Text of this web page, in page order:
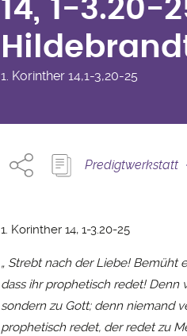
14, 1-3.20-
1. Korinther 14,1-3,20-25
Predigtwerkstatt
1. Korinther 14, 1-3.20-25
„ Strebt nach der Liebe! Bemüht
dass ihr prophetisch redet! Denn
sondern zu Gott; denn niemand
prophetisch redet, der redet zu